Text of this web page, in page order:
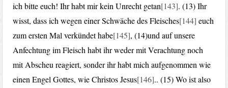
ich bitte euch! Ihr habt mir kein Unrecht getan[143]. (13) Ihr
wisst, dass ich wegen einer Schwäche des Fleisches[144] euch
zum ersten Mal verkündet habe[145], (14)und auf unsere
Anfechtung im Fleisch habt ihr weder mit Verachtung noch
mit Abscheu reagiert, sonder ihr habt mich aufgenommen wie
einen Engel Gottes, wie Christos Jesus[146].. (15) Wo ist also